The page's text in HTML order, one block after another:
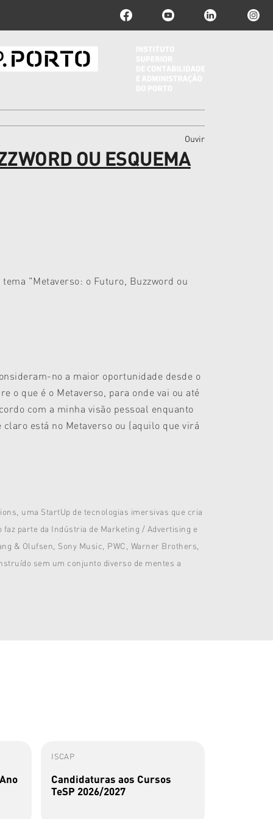
Ouvir
OU ESQUEMA
tema "Metaverso: o Futuro, Buzzword ou
no a maior oportunidade desde o
o que é o Metaverso, para onde vai ou até
com a minha visão pessoal enquanto
está no Metaverso ou (aquilo que virá
uma StartUp de tecnologias imersivas que cria
parte da Indústria de Marketing / Advertising e
& Olufsen, Sony Music, PWC, Warner Brothers,
sem um conjunto diverso de mentes a
ISCAP
Candidaturas aos Cursos
TeSP 2026/2027